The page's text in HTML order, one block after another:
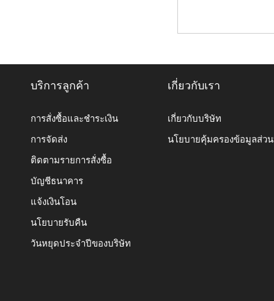
บริการลูกค้า
การสั่งซื้อและชำระเงิน
การจัดส่ง
ติดตามรายการสั่งซื้อ
บัญชีธนาคาร
แจ้งเงินโอน
นโยบายรับคืน
วันหยุดประจำปีของบริษัท
เกี่ยวกับเรา
เกี่ยวกับบริษัท
นโยบายคุ้มครองข้อมูลส่ว